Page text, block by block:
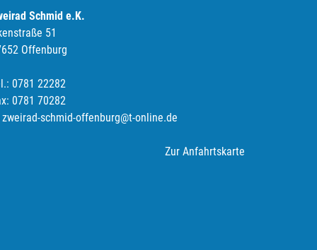
Schmid e.K.
51
Offenburg
0781 22282
0781 70282
zweirad-schmid-offenburg@t-online.de
Zur Anfahrtskarte